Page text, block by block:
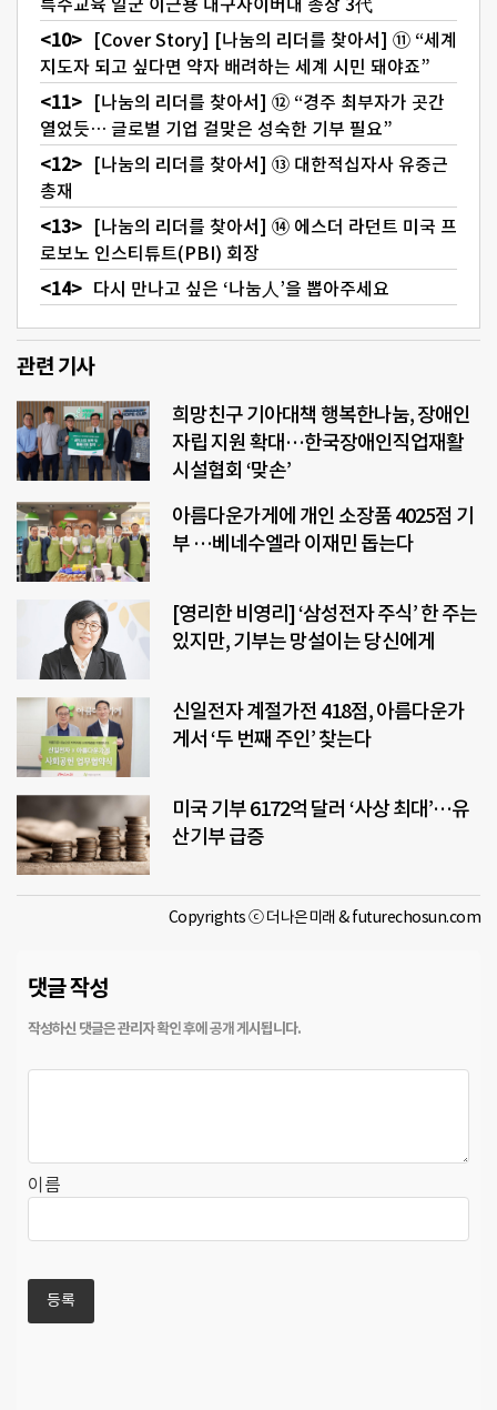
[Cover Story] [나눔의 리더를 찾아서] ⑪ “세계
지도자 되고 싶다면 약자 배려하는 세계 시민 돼야죠”
[나눔의 리더를 찾아서] ⑫ “경주 최부자가 곳간
열었듯… 글로벌 기업 걸맞은 성숙한 기부 필요”
[나눔의 리더를 찾아서] ⑬ 대한적십자사 유중근
총재
[나눔의 리더를 찾아서] ⑭ 에스더 라던트 미국 프
로보노 인스티튜트(PBI) 회장
다시 만나고 싶은 ‘나눔人’을 뽑아주세요
관련 기사
희망친구 기아대책 행복한나눔, 장애인
자립 지원 확대…한국장애인직업재활
시설협회 ‘맞손’
아름다운가게에 개인 소장품 4025점 기
부 …베네수엘라 이재민 돕는다
[영리한 비영리] ‘삼성전자 주식’ 한 주는
있지만, 기부는 망설이는 당신에게
신일전자 계절가전 418점, 아름다운가
게서 ‘두 번째 주인’ 찾는다
미국 기부 6172억 달러 ‘사상 최대’…유
산기부 급증
Copyrights ⓒ 더나은미래 & futurechosun.com
댓글 작성
이름